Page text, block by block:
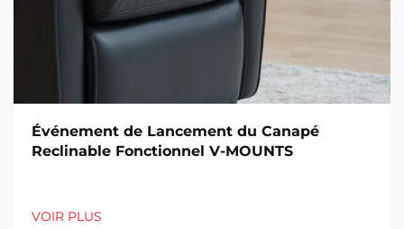
Événement de Lancement du Canapé
Reclinable Fonctionnel V-MOUNTS
VOIR PLUS